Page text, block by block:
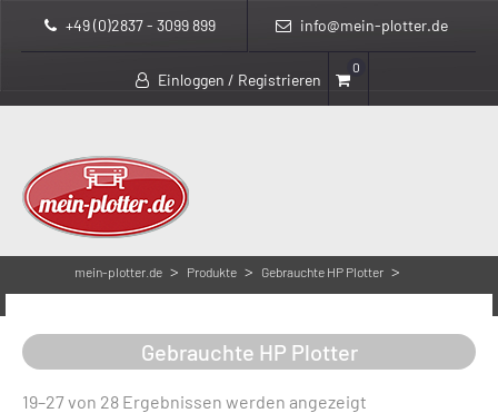
+49 (0)2837 - 3099 899 info@mein-plotter.de
Einloggen / Registrieren
0
mein-plotter.de > Produkte > Gebrauchte HP Plotter >
Gebrauchte HP Plotter
19–27 von 28 Ergebnissen werden angezeigt